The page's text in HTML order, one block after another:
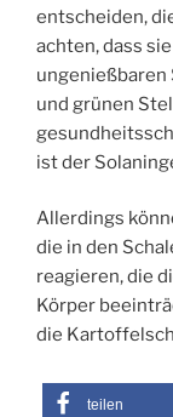
entscheiden,
achten, dass
ungenießbaren
und grünen
ist der
Allerdings
die in den
reagieren, die
Körper
die
teilen